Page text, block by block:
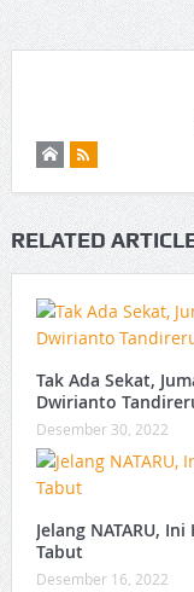
RELATED
Tak Ada Sekat,
Dwirianto
Desember 30, 2022
Jelang NATARU,
Tabut
Desember 16, 2022